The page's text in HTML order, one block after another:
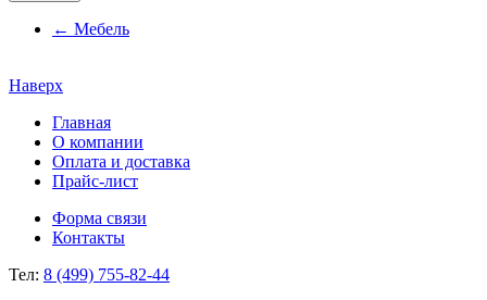
← Мебель
Наверх
Главная
О компании
Оплата и доставка
Прайс-лист
Форма связи
Контакты
Тел: 8 (499) 755-82-44